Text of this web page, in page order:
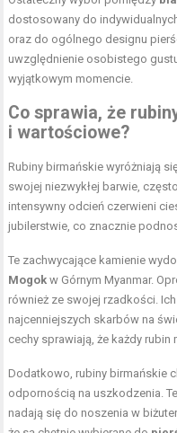
dostosowany do
oraz do ogólnego designu
uwzględnienie osobistego
wyjątkowym momencie.
Co sprawia, że
i wartościowe?
Rubiny birmańskie wyróżniają
swojej niezwykłej barwie,
intensywny odcień czerwieni
jubilerstwie, co znacznie
Te zachwycające kamienie
Mogok w Górnym Myanmar.
również ze swojej rzadkości.
najcenniejszych skarbów na
cechy sprawiają, że każdy rubin
Dodatkowo, rubiny birmańskie
odpornością na uszkodzenia.
nadają się do noszenia w